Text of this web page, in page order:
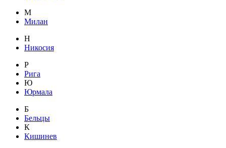
М
Милан
Н
Никосия
Р
Рига
Ю
Юрмала
Б
Бельцы
К
Кишинев